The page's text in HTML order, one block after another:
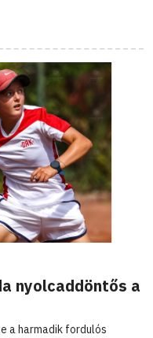
nyolcaddöntős a
a harmadik fordulós